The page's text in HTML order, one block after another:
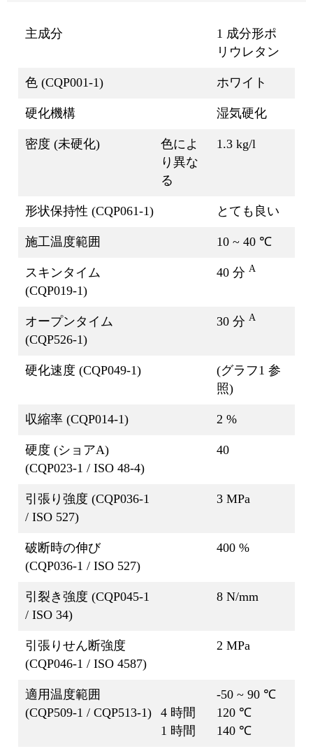
主成分
1 成分形ポ
リウレタン
色 (CQP001-1) ホワイト
硬化機構 湿気硬化
密度 (未硬化)
色によ
り異な
る
1.3 kg/l
形状保持性 (CQP061-1) とても良い
施工温度範囲 10 ~ 40 ℃
スキンタイム
(CQP019-1)
40 分 A
オープンタイム
(CQP526-1)
30 分 A
硬化速度 (CQP049-1)
(グラフ1 参
照)
収縮率 (CQP014-1) 2 %
硬度 (ショアA)
(CQP023-1 / ISO 48-4)
40
引張り強度 (CQP036-1
/ ISO 527)
3 MPa
破断時の伸び
(CQP036-1 / ISO 527)
400 %
引裂き強度 (CQP045-1
/ ISO 34)
8 N/mm
引張りせん断強度
(CQP046-1 / ISO 4587)
2 MPa
適用温度範囲
(CQP509-1 / CQP513-1)
4 時間
1 時間
-50 ~ 90 ℃
120 ℃
140 ℃